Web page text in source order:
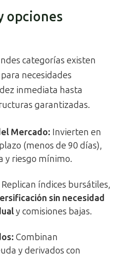
opciones
categorías existen
necesidades
inmediata hasta
garantizadas.
Mercado: Invierten en
(menos de 90 días),
y riesgo mínimo.
Replican índices bursátiles,
sin necesidad
y comisiones bajas.
Combinan
y derivados con